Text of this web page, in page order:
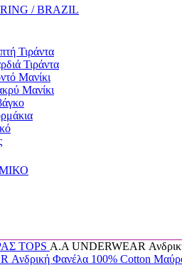
/ BRAZIL
Τιράντα
Τιράντα
Μανίκι
Μανίκι
TOPS Α.A UNDERWEAR